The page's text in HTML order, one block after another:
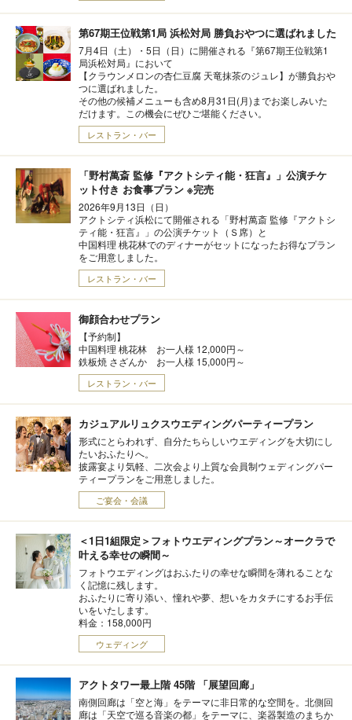
第67期王位戦第1局 浜松対局 勝負おやつに選ばれました
7月4日（土）・5日（日）に開催される『第67期王位戦第1
局浜松対局』において
【クラウンメロンの杏仁豆腐 天竜抹茶のジュレ】が勝負おや
つに選ばれました。
その他の候補メニューも含め8月31日(月)までお楽しみいた
だけます。この機会にぜひご堪能ください。
レストラン・バー
「野村萬斎 監修『アクトシティ能・狂言』」公演チケ
ット付き お食事プラン ※完売
2026年9月13日（日）
アクトシティ浜松にて開催される「野村萬斎 監修『アクトシ
ティ能・狂言』」の公演チケット（Ｓ席）と
中国料理 桃花林でのディナーがセットになったお得なプラン
をご用意しました。
レストラン・バー
御顔合わせプラン
【予約制】
中国料理 桃花林 お一人様 12,000円～
鉄板焼 さざんか お一人様 15,000円～
レストラン・バー
カジュアルリュクスウエディングパーティープラン
形式にとらわれず、自分たちらしいウエディングを大切にし
たいおふたりへ。
披露宴より気軽、二次会より上質な会員制ウェディングパー
ティープランをご用意しました。
ご宴会・会議
＜1日1組限定＞フォトウエディングプラン～オークラで
叶える幸せの瞬間～
フォトウエディングはおふたりの幸せな瞬間を薄れることな
く記憶に残します。
おふたりに寄り添い、憧れや夢、想いをカタチにするお手伝
いをいたします。
料金：158,000円
ウェディング
アクトタワー最上階 45階 「展望回廊」
南側回廊は「空と海」をテーマに非日常的な空間を。北側回
廊は「天空で巡る音楽の都」をテーマに、楽器製造のまちか